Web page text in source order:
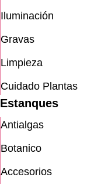
Iluminación
Gravas
Limpieza
Cuidado Plantas
Estanques
Antialgas
Botanico
Accesorios